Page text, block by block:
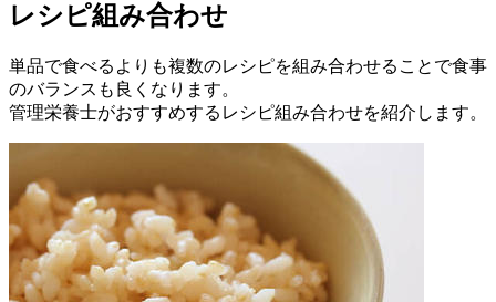
レシピ組み合わせ
単品で食べるよりも複数のレシピを組み合わせることで食事
のバランスも良くなります。
管理栄養士がおすすめするレシピ組み合わせを紹介します。